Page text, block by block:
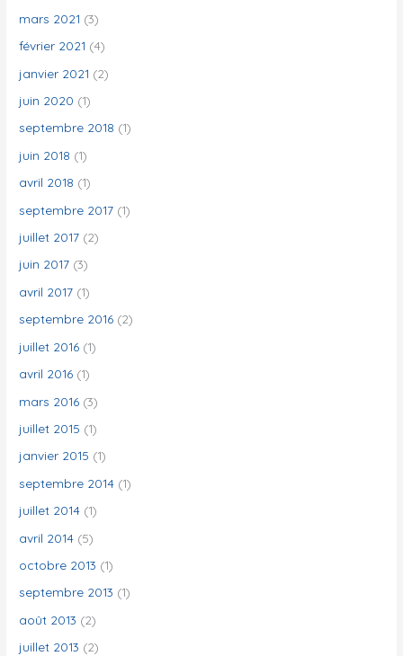
mars 2021 (3)
février 2021 (4)
janvier 2021 (2)
juin 2020 (1)
septembre 2018 (1)
juin 2018 (1)
avril 2018 (1)
septembre 2017 (1)
juillet 2017 (2)
juin 2017 (3)
avril 2017 (1)
septembre 2016 (2)
juillet 2016 (1)
avril 2016 (1)
mars 2016 (3)
juillet 2015 (1)
janvier 2015 (1)
septembre 2014 (1)
juillet 2014 (1)
avril 2014 (5)
octobre 2013 (1)
septembre 2013 (1)
août 2013 (2)
juillet 2013 (2)